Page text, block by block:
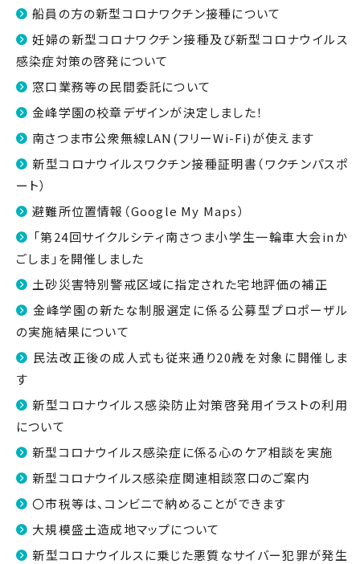
船員の方の新型コロナワクチン接種について
妊婦の新型コロナワクチン接種及び新型コロナウイルス
感染症対策の啓発について
窓口業務等の民間委託について
金峰学園の校章デザインが決定しました！
南さつま市公衆無線LAN(フリーWi-Fi)が使えます
新型コロナウイルスワクチン接種証明書（ワクチンパスポ
ート）
避難所位置情報（Google My Maps）
「第24回サイクルシティ南さつま小学生一輪車大会inか
ごしま」を開催しました
土砂災害特別警戒区域に指定された宅地評価の補正
金峰学園の新たな制服選定に係る公募型プロポーザル
の実施結果について
民法改正後の成人式も従来通り20歳を対象に開催しま
す
新型コロナウイルス感染防止対策啓発用イラストの利用
について
新型コロナウイルス感染症に係る心のケア相談を実施
新型コロナウイルス感染症関連相談窓口のご案内
〇市税等は、コンビニで納めることができます
大規模盛土造成地マップについて
新型コロナウイルスに乗じた悪質なサイバー犯罪が発生